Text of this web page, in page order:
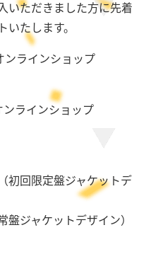
いただきました方に先着
たします。
ンラインショップ
ラインショップ
初回限定盤ジャケットデ
盤ジャケットデザイン）